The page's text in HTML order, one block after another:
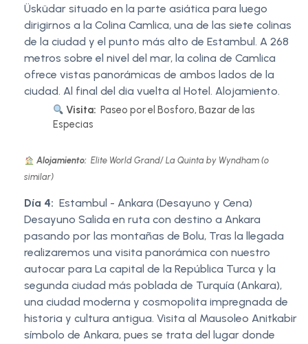
Üsküdar situado en la parte asiática para luego
dirigirnos a la Colina Camlica, una de las siete colinas
de la ciudad y el punto más alto de Estambul. A 268
metros sobre el nivel del mar, la colina de Camlica
ofrece vistas panorámicas de ambos lados de la
ciudad. Al final del dia vuelta al Hotel. Alojamiento.
Visita: Paseo por el Bosforo, Bazar de las
Especias
Alojamiento: Elite World Grand/ La Quinta by Wyndham (o
similar)
Día 4: Estambul - Ankara (Desayuno y Cena)
Desayuno Salida en ruta con destino a Ankara
pasando por las montañas de Bolu, Tras la llegada
realizaremos una visita panorámica con nuestro
autocar para La capital de la República Turca y la
segunda ciudad más poblada de Turquía (Ankara),
una ciudad moderna y cosmopolita impregnada de
historia y cultura antigua. Visita al Mausoleo Anitkabir
símbolo de Ankara, pues se trata del lugar donde